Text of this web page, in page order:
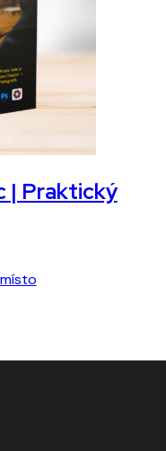
produktu
| Praktický
Tento